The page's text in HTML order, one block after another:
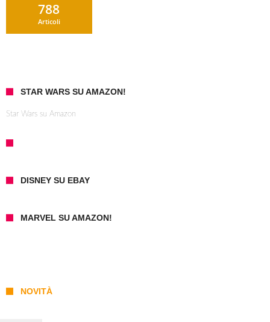
788
Articoli
STAR WARS SU AMAZON!
Star Wars su Amazon
DISNEY SU EBAY
MARVEL SU AMAZON!
NOVITÀ